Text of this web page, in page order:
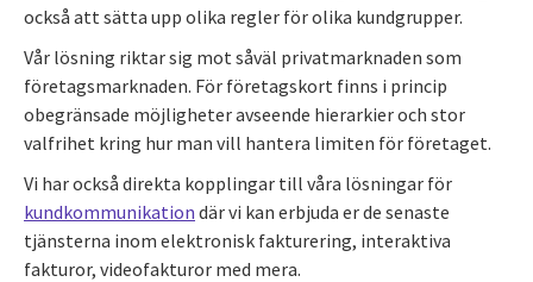
också att sätta upp olika regler för olika kundgrupper.
Vår lösning riktar sig mot såväl privatmarknaden som
företagsmarknaden. För företagskort finns i princip
obegränsade möjligheter avseende hierarkier och stor
valfrihet kring hur man vill hantera limiten för företaget.
Vi har också direkta kopplingar till våra lösningar för
kundkommunikation där vi kan erbjuda er de senaste
tjänsterna inom elektronisk fakturering, interaktiva
fakturor, videofakturor med mera.